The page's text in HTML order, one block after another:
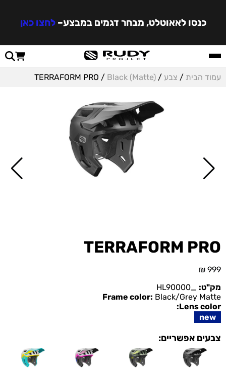
כנסו לאאוטלט, מבחר דגמים במבצע–לחצו כאן
עמוד הבית / צבע /
Black (Matte)
/ TERRAFORM PRO
TERRAFORM PRO
₪ 999
מק"ט:
Frame color: Black/Grey Matte
Lens color:
new
צבעים אפשריים: